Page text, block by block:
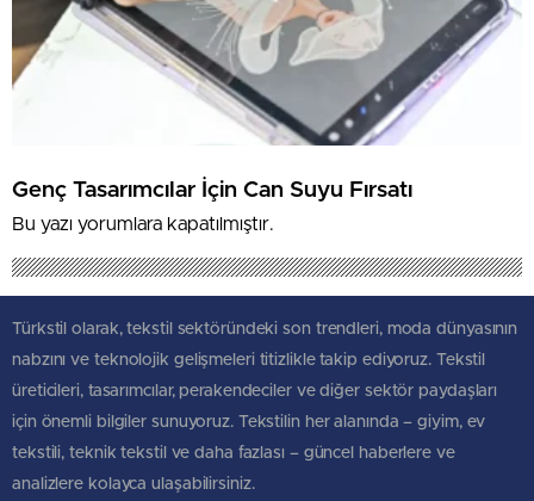
Genç Tasarımcılar İçin Can Suyu Fırsatı
Bu yazı yorumlara kapatılmıştır.
Türkstil olarak, tekstil sektöründeki son trendleri, moda dünyasının
nabzını ve teknolojik gelişmeleri titizlikle takip ediyoruz. Tekstil
üreticileri, tasarımcılar, perakendeciler ve diğer sektör paydaşları
için önemli bilgiler sunuyoruz. Tekstilin her alanında – giyim, ev
tekstili, teknik tekstil ve daha fazlası – güncel haberlere ve
analizlere kolayca ulaşabilirsiniz.